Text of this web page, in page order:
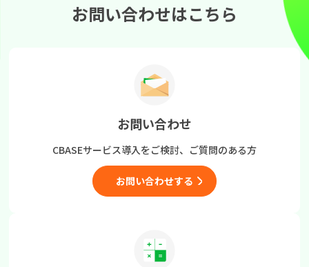
お問い合わせはこちら
お問い合わせ
CBASEサービス導入をご検討、 ご質問のある方
お問い合わせする